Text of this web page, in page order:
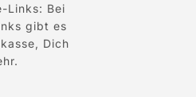
Links: Bei
gibt es
Dich